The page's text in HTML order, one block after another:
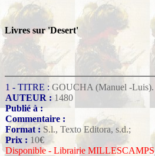
Livres sur 'Desert'
1 - TITRE : GOUCHA (Manuel -Luis).
AUTEUR : 1480
Publié à :
Commentaire :
Format : S.l., Texto Editora, s.d.;
Prix : 10€
Disponible - Librairie MILLESCAMPS